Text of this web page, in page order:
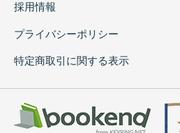
採用情報
プライバシーポリシー
特定商取引に関する表示